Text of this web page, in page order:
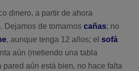
dinero, a partir de ahora
. Dejamos de tomarnos cañas; no
, aunque tenga 12 años; el sofá
aún (metiendo una tabla
pared aún está bien, no hace falta